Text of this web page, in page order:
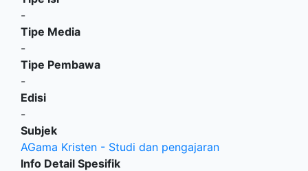
-
Tipe Media
-
Tipe Pembawa
-
Edisi
-
Subjek
AGama Kristen - Studi dan pengajaran
Info Detail Spesifik